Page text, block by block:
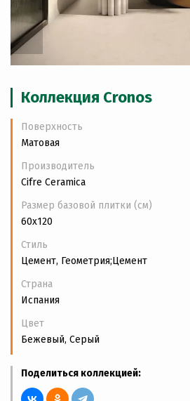
Коллекция Cronos
Поверхность
Матовая
Производитель
Cifre Ceramica
Размер базовой плитки (см)
60x120
Стиль
Цемент, Геометрия;Цемент
Страна
Испания
Цвет
Бежевый, Серый
Поделиться коллекцией: